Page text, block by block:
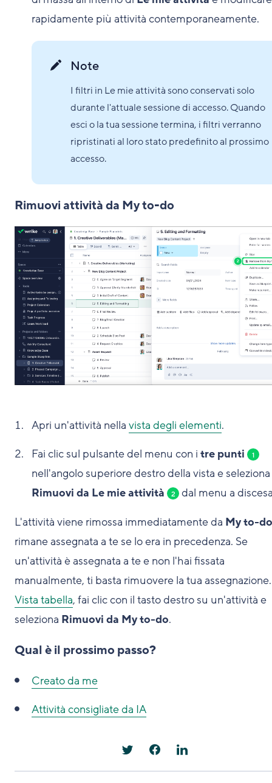
rapidamente più attività contemporaneamente.
Note
I filtri in Le mie attività sono conservati solo
durante l'attuale sessione di accesso. Quando
esci o la tua sessione termina, i filtri verranno
ripristinati al loro stato predefinito al prossimo
accesso.
Rimuovi attività da My to-do
Apri un'attività nella vista degli elementi.
Fai clic sul pulsante del menu con i tre punti 1
nell'angolo superiore destro della vista e seleziona
Rimuovi da Le mie attività
2
dal menu a
L'attività viene rimossa immediatamente da My to-do
rimane assegnata a te se lo era in precedenza. Se
un'attività è assegnata a te e non l'hai fissata
manualmente, ti basta rimuovere la tua
Vista tabella, fai clic con il tasto destro su un'attività e
seleziona Rimuovi da My to-do.
Qual è il prossimo passo?
Creato da me
Attività consigliate da IA